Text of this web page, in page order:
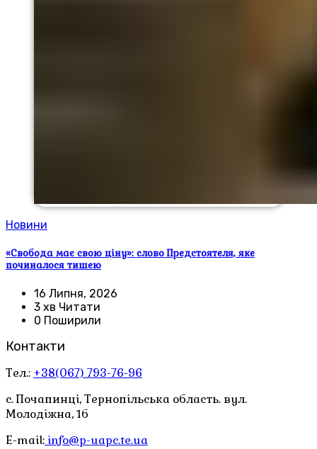
Новини
«Свобода має свою ціну»: слово Предстоятеля, яке
починалося тишею
16 Липня, 2026
3 хв Читати
0 Поширили
Контакти
Тел.: +38(067) 793-76-96
с. Почапинці, Тернопільська область. вул.
Молодіжна, 1б
E-mail: info@p-uapc.te.ua